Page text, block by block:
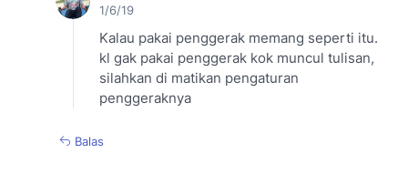
1/6/19
Kalau pakai penggerak memang seperti itu.
kl gak pakai penggerak kok muncul tulisan,
silahkan di matikan pengaturan
penggeraknya
Balas